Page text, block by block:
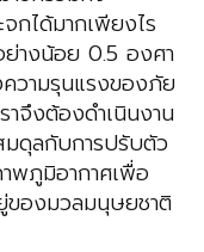
กได้มากเพียงไร
างน้อย 0.5 องศา
วามรุนแรงของภัย
จึงต้องดำเนินงาน
มดุลกับการปรับตัว
พภูมิอากาศเพื่อ
ของมวลมนุษยชาติ